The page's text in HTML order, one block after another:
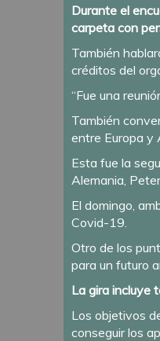
Durante el
carpeta con
También
créditos del
“Fue una
También
entre Europa y
Esta fue la
Alemania,
El domingo,
Covid-19.
Otro de los
para un futuro
La gira incluye
Los objetivos
conseguir los